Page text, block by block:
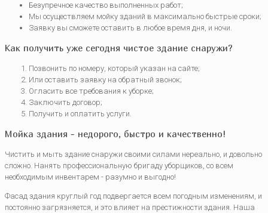
Безупречное качество выполненных работ;
Мы осуществляем мойку зданий в максимально быстрые сроки;
Заявку вы сможете оставить в любое время дня, и ночи.
Как получить уже сегодня чистое здание снаружи?
Позвонить по номеру, который указан на сайте;
Или оставить заявку на обратный звонок;
Огласить все требования к уборке;
Заключить договор;
Получить и оплатить услуги.
Мойка здания - недорого, быстро и качественно!
Чистить и мыть здание снаружи своими силами нереально, и довольно
сложно. Нанять профессиональную бригаду уборщиков, со всем
необходимым инвентарем - разумно и выгодно!
Фасад здания круглый год подвергается всем погодным изменениям, и
постоянно загрязняется, и это влияет на престижности здания. Наша